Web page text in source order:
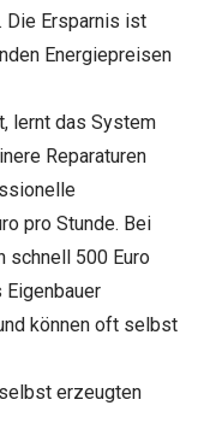
Die Ersparnis ist
Energiepreisen
lernt das System
Reparaturen
pro Stunde. Bei
schnell 500 Euro
können oft selbst
erzeugten